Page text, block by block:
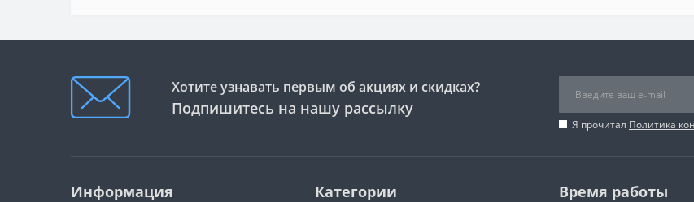
Хотите узнавать первым об акциях и скидках?
Подпишитесь на нашу рассылку
Я прочитал Политика
Информация Категории Время работы